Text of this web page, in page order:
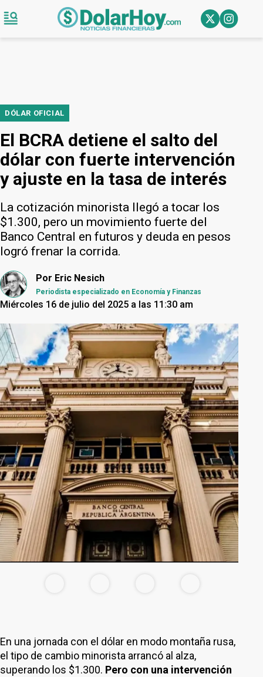
DÓLAR OFICIAL
El BCRA detiene el salto del
dólar con fuerte intervención
y ajuste en la tasa de interés
La cotización minorista llegó a tocar los
$1.300, pero un movimiento fuerte del
Banco Central en futuros y deuda en pesos
logró frenar la corrida.
Por Eric Nesich
Periodista especializado en Economía y Finanzas
Miércoles 16 de julio del 2025 a las 11:30 am
En una jornada con el dólar en modo montaña rusa,
el tipo de cambio minorista arrancó al alza,
superando los $1.300. Pero con una intervención